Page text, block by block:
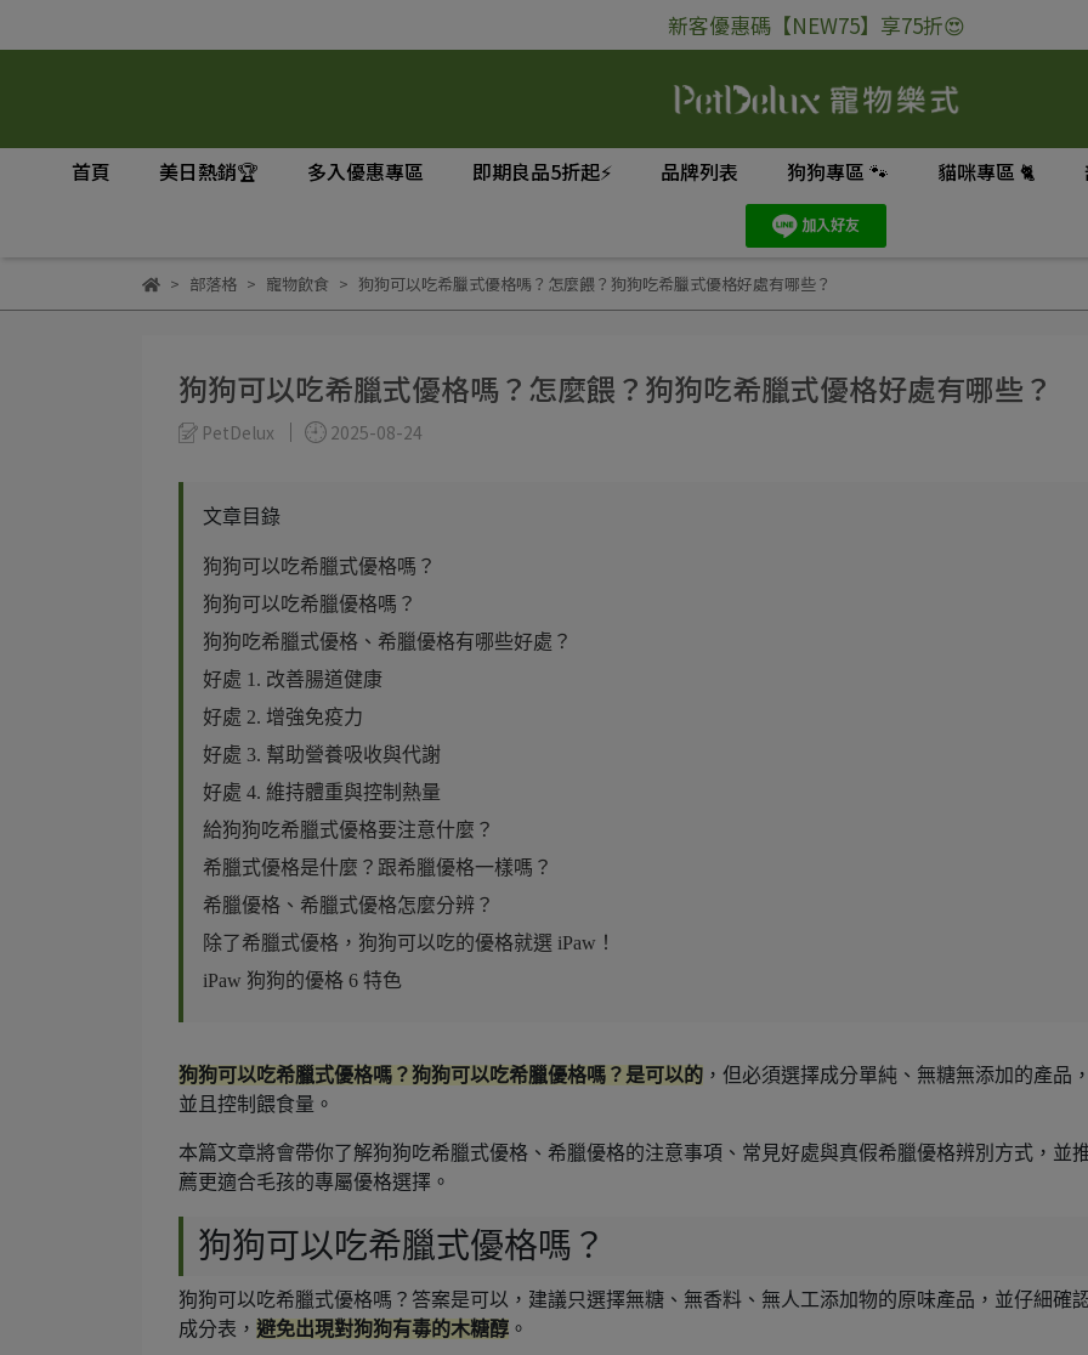
新客優惠碼【NEW75】享75折😍
首頁 美日熱銷🏆 多入優惠專區 即期良品5折起⚡ 品牌列表 狗狗專區 🐾 貓咪專區 🐈
部落格 寵物飲食 狗狗可以吃希臘式優格嗎？怎麼餵？狗狗吃希臘式優格好處有哪些？
狗狗可以吃希臘式優格嗎？怎麼餵？狗狗吃希臘式優格好處有哪些？
PetDelux 2025-08-24
文章目錄
狗狗可以吃希臘式優格嗎？
狗狗可以吃希臘優格嗎？
狗狗吃希臘式優格、希臘優格有哪些好處？
好處 1. 改善腸道健康
好處 2. 增強免疫力
好處 3. 幫助營養吸收與代謝
好處 4. 維持體重與控制熱量
給狗狗吃希臘式優格要注意什麼？
希臘式優格是什麼？跟希臘優格一樣嗎？
希臘優格、希臘式優格怎麼分辨？
除了希臘式優格，狗狗可以吃的優格就選 iPaw！
iPaw 狗狗的優格 6 特色
狗狗可以吃希臘式優格嗎？狗狗可以吃希臘優格嗎？是可以的 ，但必須選擇成分單純、無糖無添加的產品
並且控制餵食量。
本篇文章將會帶你了解狗狗吃希臘式優格、希臘優格的注意事項、常見好處與真假希臘優格辨別方式，並
薦更適合毛孩的專屬優格選擇。
狗狗可以吃希臘式優格嗎？
狗狗可以吃希臘式優格嗎？答案是可以，建議只選擇無糖、無香料、無人工添加物的原味產品，並仔細確
成分表， 避免出現對狗狗有毒的木糖醇 。